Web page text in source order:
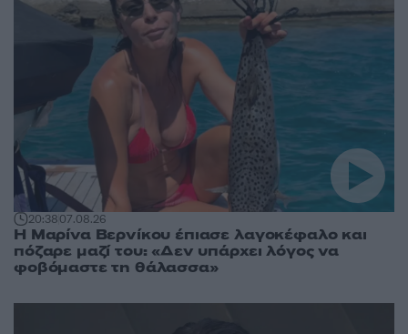
20:3807.08.26
Η Μαρίνα Βερνίκου έπιασε λαγοκέφαλο και
πόζαρε μαζί του: «Δεν υπάρχει λόγος να
φοβόμαστε τη θάλασσα»